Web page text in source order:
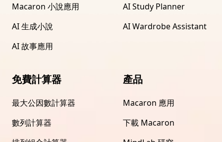
Macaron 小說應用
AI 生成小說
AI 故事應用
AI Study Planner
AI Wardrobe Assistant
免費計算器
最大公因數計算器
數列計算器
產品
Macaron 應用
下載 Macaron